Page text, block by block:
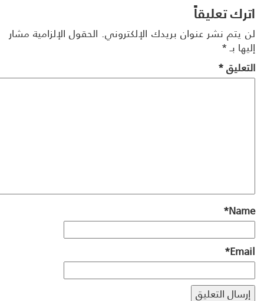
تعليقاً
يتم نشر عنوان بريدك الإلكتروني. الحقول الإلزامية مشار
بـ*
*
*
*